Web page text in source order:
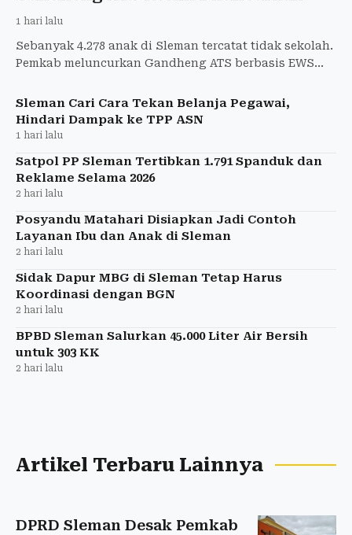
1 hari lalu
Sebanyak 4.278 anak di Sleman tercatat tidak sekolah.
Pemkab meluncurkan Gandheng ATS berbasis EWS
Sleman Cari Cara Tekan Belanja Pegawai,
Hindari Dampak ke TPP ASN
1 hari lalu
Satpol PP Sleman Tertibkan 1.791 Spanduk dan
Reklame Selama 2026
2 hari lalu
Posyandu Matahari Disiapkan Jadi Contoh
Layanan Ibu dan Anak di Sleman
2 hari lalu
Sidak Dapur MBG di Sleman Tetap Harus
Koordinasi dengan BGN
2 hari lalu
BPBD Sleman Salurkan 45.000 Liter Air Bersih
untuk 303 KK
2 hari lalu
Artikel Terbaru Lainnya
DPRD Sleman Desak Pemkab